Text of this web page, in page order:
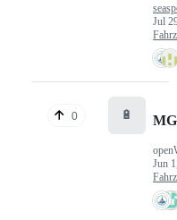
Jul
0 🔋
Jun